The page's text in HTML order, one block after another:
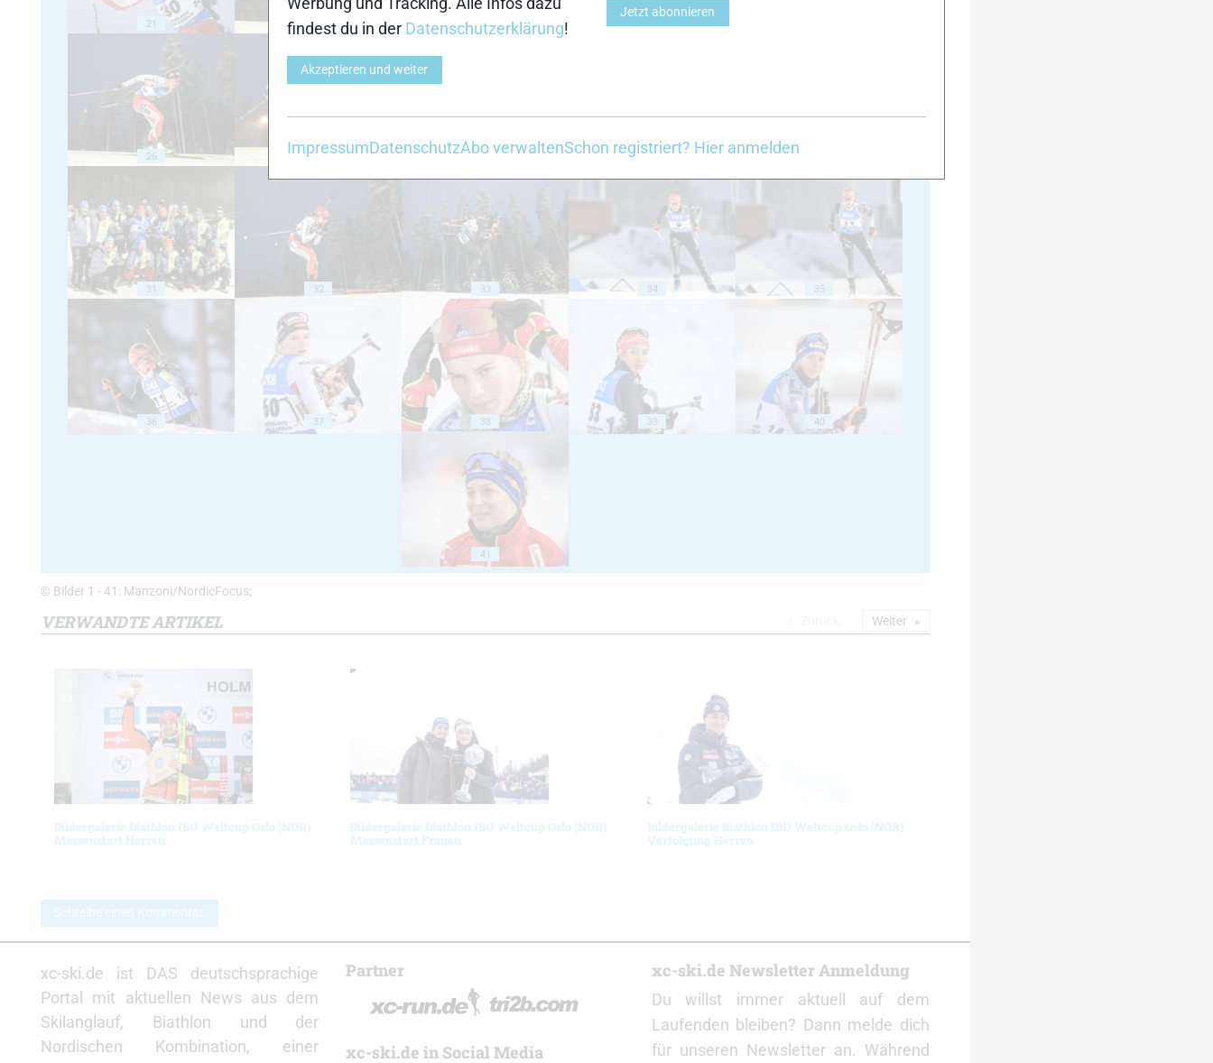
21 22 23 24
26 27 28 29
31 32 33 34 35
36 37 38 39 40
41
© Bilder 1 - 41: Manzoni/NordicFocus;
VERWANDTE ARTIKEL
Bildergalerie Biathlon IBU Weltcup Oslo (NOR)
Massenstart Herren
Bildergalerie Biathlon IBU Weltcup Oslo (NOR)
Massenstart Frauen
Bildergalerie Biathlon IBU Weltcup Oslo (NOR)
Verfolgung Herren
Weiter
Schreibe einen Kommentar
xc-ski.de ist DAS deutschsprachige
Portal mit aktuellen News aus dem
Skilanglauf, Biathlon und der
Nordischen Kombination, einer
Partner
xc-ski.de in Social Media
xc-ski.de Newsletter Anmeldung
Du willst immer aktuell auf dem
Laufenden bleiben? Dann melde dich
für unseren Newsletter an. Während
findest du in der Datenschutzerklärung!
Akzeptieren und weiter
Jetzt abonnieren
ImpressumDatenschutzAbo verwaltenSchon registriert? Hier anmelden